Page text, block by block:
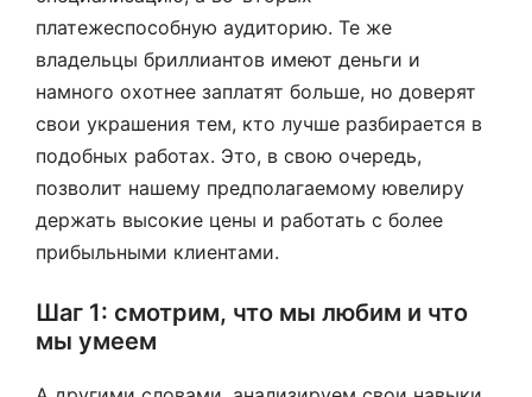
платежеспособную аудиторию. Те же
владельцы бриллиантов имеют деньги и
намного охотнее заплатят больше, но доверят
свои украшения тем, кто лучше разбирается в
подобных работах. Это, в свою очередь,
позволит нашему предполагаемому ювелиру
держать высокие цены и работать с более
прибыльными клиентами.
Шаг 1: смотрим, что мы любим и что
мы умеем